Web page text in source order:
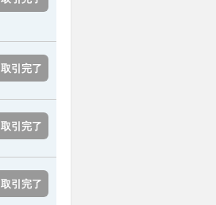
取引完了
取引完了
取引完了